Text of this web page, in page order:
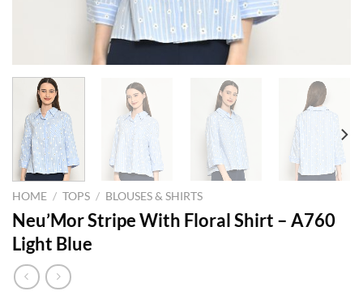
HOME / TOPS / BLOUSES & SHIRTS
Neu’Mor Stripe With Floral Shirt – A760
Light Blue